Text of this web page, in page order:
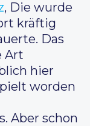
, Die wurde
kräftig
Das
Art
hier
worden
Aber schon